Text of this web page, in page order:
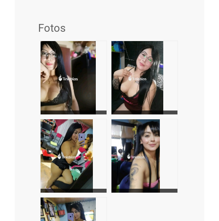
Fotos